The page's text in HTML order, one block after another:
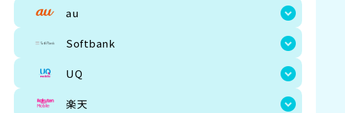
au
Softbank
UQ
楽天
Softbank
UQ
楽天
Y!mobile